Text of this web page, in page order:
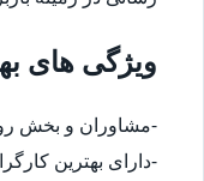
ویژگی های
-مشاوران و بخش
-دارای بهترین